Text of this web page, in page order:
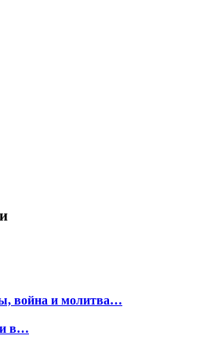
война и молитва…
в…